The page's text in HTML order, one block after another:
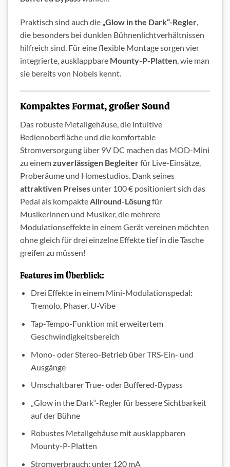
Praktisch sind auch die „Glow in the Dark“-Regler,
die besonders bei dunklen Bühnenlichtverhältnissen
hilfreich sind. Für eine flexible Montage sorgen vier
integrierte, ausklappbare Mounty-P-Platten, wie man
sie bereits von Nobels kennt.
Kompaktes Format, großer Sound
Das robuste Metallgehäuse, die intuitive
Bedienoberfläche und die komfortable
Stromversorgung über 9V DC machen das MOD-Mini
zu einemzuverlässigen Begleiterfür Live-Einsätze,
Proberäume und Homestudios. Dank seines
attraktiven Preises unter 100 € positioniert sich das
Pedal als kompakte Allround-Lösungfür
Musikerinnen und Musiker, die mehrere
Modulationseffekte in einem Gerät vereinen möchten
ohne gleich für drei einzelne Effekte tief in die Tasche
greifen zu müssen!
Features im Überblick:
Drei Effekte in einem Mini-Modulationspedal:
Tremolo, Phaser, U-Vibe
Tap-Tempo-Funktion mit erweitertem
Geschwindigkeitsbereich
Mono- oder Stereo-Betrieb über TRS-Ein- und
Ausgänge
Umschaltbarer True- oder Buffered-Bypass
„Glow in the Dark“-Regler für bessere Sichtbarkeit
auf der Bühne
Robustes Metallgehäuse mit ausklappbaren
Mounty-P-Platten
Stromverbrauch: unter 120 mA